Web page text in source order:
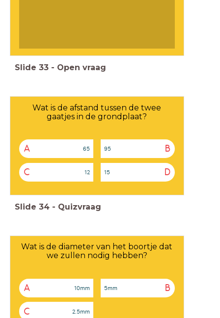
Slide 33 - Open vraag
Wat is de afstand tussen de twee
gaatjes in de grondplaat?
A 65 B
95
C 12 D
15
Slide 34 - Quizvraag
Wat is de diameter van het boortje dat
we zullen nodig hebben?
A 10mm B
5mm
C 2.5mm